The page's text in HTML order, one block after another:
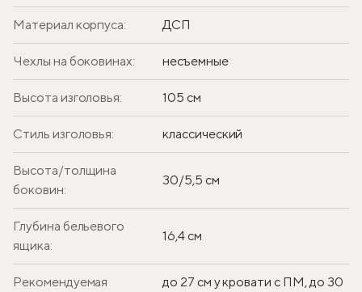
Материал корпуса: ДСП
Чехлы на боковинах: несъемные
Высота изголовья: 105 см
Стиль изголовья: классический
Высота/толщина
боковин:
30/5,5 см
Глубина бельевого
ящика:
16,4 см
Рекомендуемая
до 27 см у кровати с ПМ, до 30